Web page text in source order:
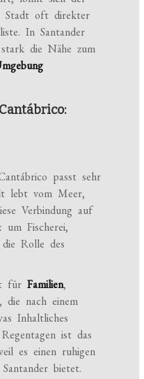
Stadt oft direkter
In Santander
die Nähe zum
passt sehr
lebt vom Meer,
Verbindung auf
um Fischerei,
Rolle des
fürFamilien,
die nach einem
Inhaltliches
ist das
es einen ruhigen
bietet.